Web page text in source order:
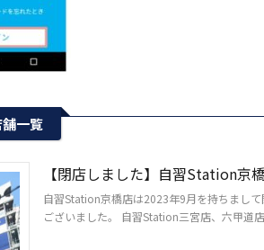
一覧
【閉店しました】自習Station京
自習Station京橋店は2023年9月を持ちまし
ございました。 自習Station三宮店、六甲道